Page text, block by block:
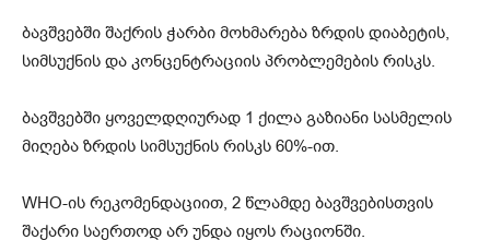
ბავშვებში შაქრის ჭარბი მოხმარება ზრდის დიაბეტის,
სიმსუქნის და კონცენტრაციის პრობლემების რისკს.
ბავშვებში ყოველდღიურად 1 ქილა გაზიანი სასმელის
მიღება ზრდის სიმსუქნის რისკს 60%-ით.
WHO-ის რეკომენდაციით, 2 წლამდე ბავშვებისთვის
შაქარი საერთოდ არ უნდა იყოს რაციონში.